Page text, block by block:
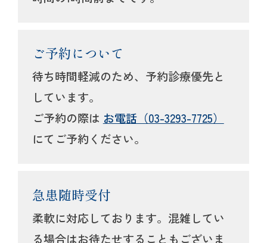
ご予約について
待ち時間軽減のため、予約診療優先と
しています。
ご予約の際は お電話（03-3293-7725）
にてご予約ください。
急患随時受付
柔軟に対応しております。混雑してい
る場合はお待たせすることもございま